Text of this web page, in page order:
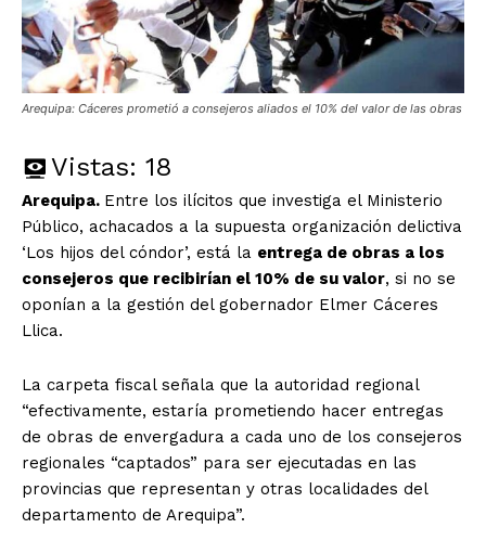
Arequipa: Cáceres prometió a consejeros aliados el 10% del valor de las obras
Vistas: 18
Arequipa. Entre los ilícitos que investiga el Ministerio
Público, achacados a la supuesta organización delictiva
‘Los hijos del cóndor’, está la entrega de obras a los
consejeros que recibirían el 10% de su valor, si no se
oponían a la gestión del gobernador Elmer Cáceres
Llica.
La carpeta fiscal señala que la autoridad regional
“efectivamente, estaría prometiendo hacer entregas
de obras de envergadura a cada uno de los consejeros
regionales “captados” para ser ejecutadas en las
provincias que representan y otras localidades del
departamento de Arequipa”.